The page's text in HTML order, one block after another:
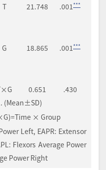
T 21.748 .001 ***
G 18.865 .001 ***
0.651 .430
(Mean±SD)
× Group
Left, EAPR: Extensor
Flexors Average Power
Power Right